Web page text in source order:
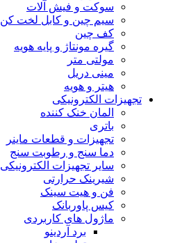
سوکت و فیش آلات
سیم چین و کابل لخت کن
کف چین
گیره مونتاژ و پایه هویه
مولتی متر
مینی دریل
هیتر و هویه
تجهیزات الکترونیکی
المان خنک کننده
باتری
تجهیزات و قطعات ماینر
دما سنج و رطوبت سنج
سایر تجهیزات الکترونیکی
شیرینک حرارتی
فن و هیت سینک
کیس پاوربانک
ماژول های کاربردی
برد آردینو